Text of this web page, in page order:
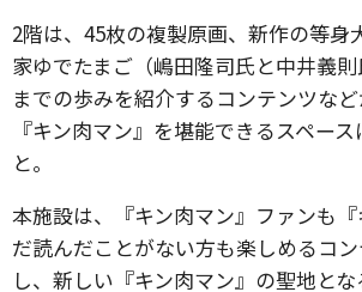
2階は、45枚の複製原画、新作の等身
家ゆでたまご（嶋田隆司氏と中井義
までの歩みを紹介するコンテンツなど
『キン肉マン』を堪能できるスペー
と。
本施設は、『キン肉マン』ファンも
だ読んだことがない方も楽しめるコ
し、新しい『キン肉マン』の聖地と